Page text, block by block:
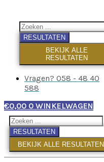
RESULTATEN
BEKIJK ALLE
RESULTATEN
Vragen? 058 - 48 40
588
€0,00 0 WINKELWAGEN
RESULTATEN
BEKIJK ALLE RESULTATEN